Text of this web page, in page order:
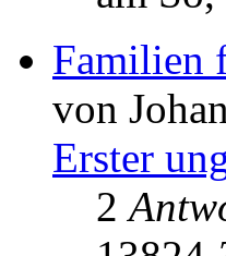
Familien
von
Erster
2